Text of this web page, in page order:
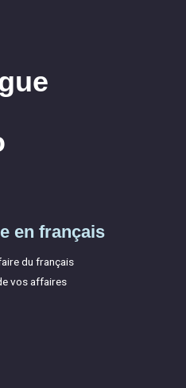
de la
en français
du français
vos affaires